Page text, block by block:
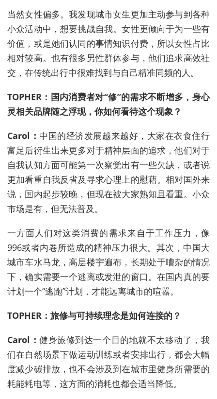
当然女性偏多。我发现城市女生更加主动参与到各种
小众活动中，想要挑战自我。女性更倾向于为一些有
价值，或是她们认同的事情知识付费，所以女性占比
相对较高。也有很多男性群体参与，他们追求高效社
交，在传统出行中很难找到与自己精准同频的人。
TOPHER：国内消费者对“修”的需求不断增多，身心
灵相关品牌随之浮现，你如何看待这个现象？
Carol： 中国的经济发展越来越好，大家在衣食住行
富足后衍生出来更多对于精神层面的追求，他们对于
自我认知方面可能第一次察觉出有一些欠缺，或者说
更加看重自我反省及寻求心理上的慰藉。相对国外来
说，国内起步较晚，但现在被大家熟知且看重。小众
市场是有，但无法普及。
一方面人们对这类消费的需求来自于工作压力，像
996或者内卷所造成的精神压力很大。其次，中国大
城市车水马龙，高层楼宇遍布，长期处于嘈杂的情况
下，确实需要一个逃离或发泄的窗口。在国内真的要
计划一个“逃跑”计划，才能远离城市的喧嚣。
TOPHER：旅修与可持续理念是如何连接的？
Carol：健身旅修到达一个目的地就不太移动了，我
们在自然场景下做运动训练或者安排出行，都会大幅
度减少碳排放，也不会涉及到在城市里健身所需要的
耗能耗电等，这方面的消耗也都会适当降低。